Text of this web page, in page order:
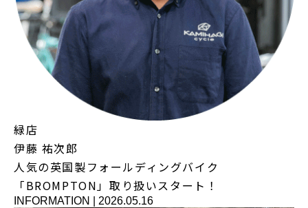
緑店
伊藤 祐次郎
人気の英国製フォールディングバイク
「BROMPTON」取り扱いスタート！
INFORMATION 2026.05.16